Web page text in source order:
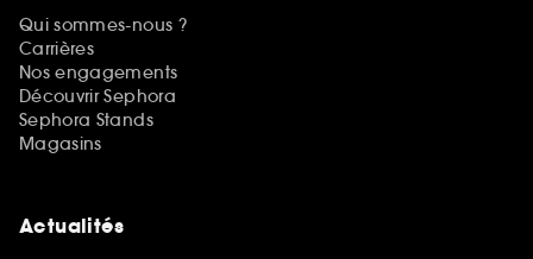
Qui sommes-nous ?
Carrières
Nos engagements
Découvrir Sephora
Sephora Stands
Magasins
Actualités